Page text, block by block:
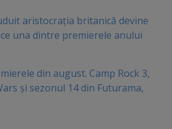
aristocrația britanică devine
una dintre premierele anului
din august. Camp Rock 3,
și sezonul 14 din Futurama,